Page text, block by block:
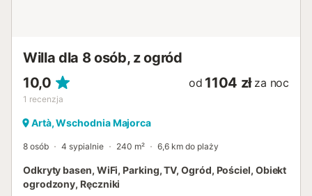
zapewnia wspaniałe ciepło, gdy na zewnątrz robi się
zimniej. Wchodząc do kuchni, poczujesz się jak w
magazynie wnętrzarskim: nowoczesne meble, wspaniała
wyspa z hokera...
Willa dla 8 osób, z ogród
10,0
1 recenzja
od 1104 zł za noc
Artà, Wschodnia Majorca
8 osób 4 sypialnie 240 m² 6,6 km do plaży
Odkryty basen, WiFi, Parking, TV, Ogród, Pościel, Obiekt
ogrodzony, Ręczniki